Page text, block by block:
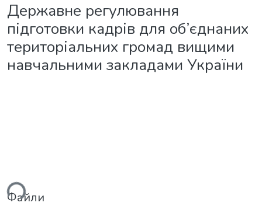
Державне регулювання
підготовки кадрів для об’єднаних
територіальних громад вищими
навчальними закладами України
Файли